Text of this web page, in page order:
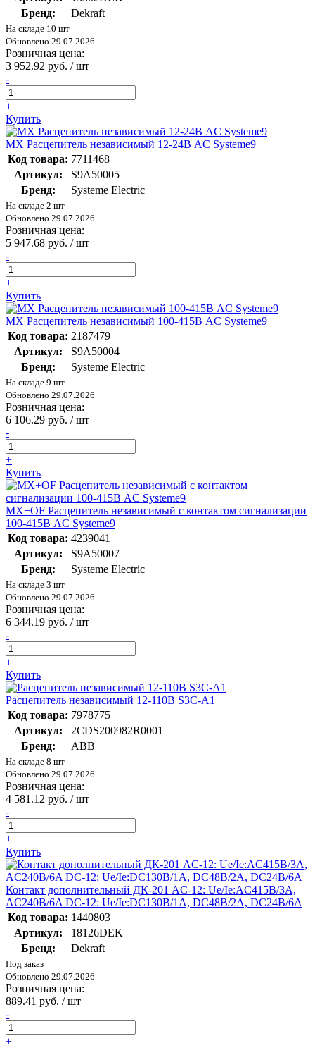
Бренд:
Dekraft
На складе 10 шт
Обновлено 29.07.2026
Розничная цена:
3 952.92 руб. / шт
-
+
Купить
MX Расцепитель независимый 12-24В AC Systeme9
Код товара: 7711468
Артикул:
S9A50005
Бренд:
Systeme Electric
На складе 2 шт
Обновлено 29.07.2026
Розничная цена:
5 947.68 руб. / шт
-
+
Купить
MX Расцепитель независимый 100-415В AC Systeme9
Код товара: 2187479
Артикул:
S9A50004
Бренд:
Systeme Electric
На складе 9 шт
Обновлено 29.07.2026
Розничная цена:
6 106.29 руб. / шт
-
+
Купить
MX+OF Расцепитель независимый с контактом сигнализации
100-415В AC Systeme9
Код товара: 4239041
Артикул:
S9A50007
Бренд:
Systeme Electric
На складе 3 шт
Обновлено 29.07.2026
Розничная цена:
6 344.19 руб. / шт
-
+
Купить
Расцепитель независимый 12-110B S3C-A1
Код товара: 7978775
Артикул:
2CDS200982R0001
Бренд:
ABB
На складе 8 шт
Обновлено 29.07.2026
Розничная цена:
4 581.12 руб. / шт
-
+
Купить
Контакт дополнительный ДК-201 AC-12: Ue/Ie:AC415В/3A,
AC240В/6A DC-12: Ue/Ie:DC130В/1A, DC48В/2A, DC24В/6A
Код товара: 1440803
Артикул:
18126DEK
Бренд:
Dekraft
Под заказ
Обновлено 29.07.2026
Розничная цена:
889.41 руб. / шт
-
+